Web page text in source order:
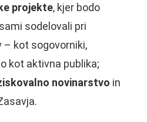
projekte, kjer bodo
sodelovali pri
– kot sogovorniki,
kot aktivna publika;
novinarstvo in